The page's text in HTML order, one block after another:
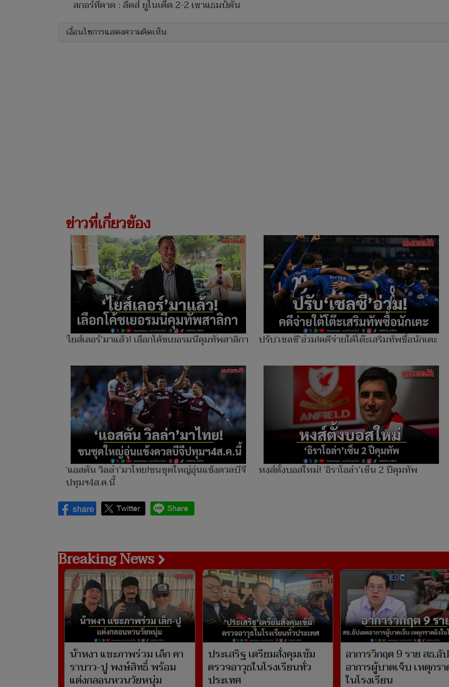
สกอร์ที่คาด : ลีดส์ ยูไนเต็ด 2-2 เซาแธมป์ตัน
เงื่อนไขการแสดงความคิดเห็น
ข่าวที่เกี่ยวข้อง
‘ไยส์เลอร์’มาแล้ว! เลือกโค้ชเยอรมนีคุมทัพสาลิกา ปรับ‘เชลซี’อ่วม!คดีจ่ายใต้โต๊ะเสริมทัพซื้อนักเตะ
‘แอสตัน วิลล่า’มาไทย!ขนชุดใหญ่อุ่นแข้งดวลบีจี
ปทุมฯ4ส.ค.นี้
หงส์ตั้งบอสใหม่! ‘อิราโอล่า’เซ็น 2 ปีคุมทัพ
Breaking News
น้าหงา แชะภาพร่วม เล็ก คา
ราบาว-ปู พงษ์สิทธิ์ พร้อม
แต่งกลอนหวนวัยหนุ่ม
ประเสริฐ เตรียมสั่งคุมเข้ม
ตรวจอาวุธในโรงเรียนทั่ว
ประเทศ
อาการวิกฤต 9 ราย สธ.อั
อาการผู้บาดเจ็บ เหตุกร
ในโรงเรียน